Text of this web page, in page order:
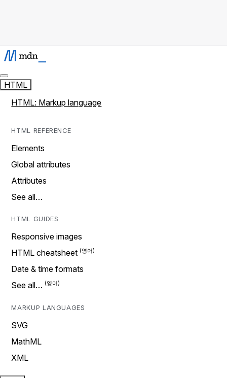
HTML
HTML: Markup language
HTML REFERENCE
Elements
Global attributes
Attributes
See all…
HTML GUIDES
Responsive images
HTML cheatsheet
Date & time formats
See all…
MARKUP LANGUAGES
SVG
MathML
XML